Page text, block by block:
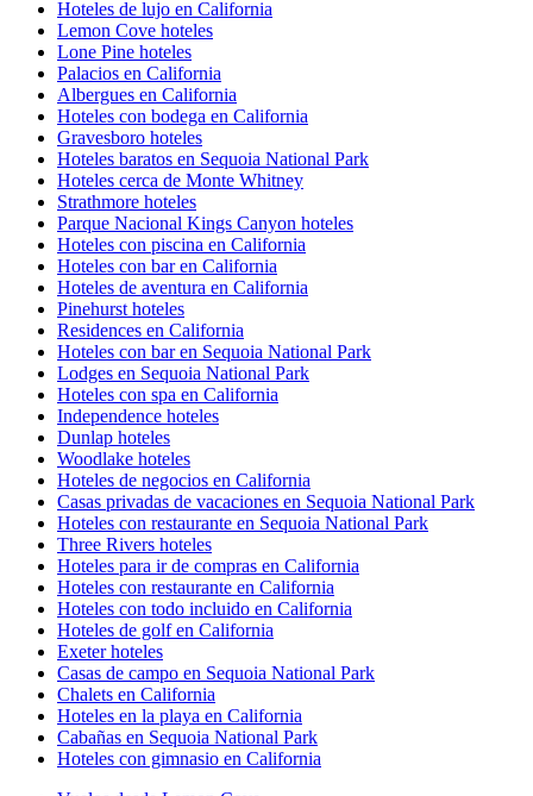
Hoteles de lujo en California
Lemon Cove hoteles
Lone Pine hoteles
Palacios en California
Albergues en California
Hoteles con bodega en California
Gravesboro hoteles
Hoteles baratos en Sequoia National Park
Hoteles cerca de Monte Whitney
Strathmore hoteles
Parque Nacional Kings Canyon hoteles
Hoteles con piscina en California
Hoteles con bar en California
Hoteles de aventura en California
Pinehurst hoteles
Residences en California
Hoteles con bar en Sequoia National Park
Lodges en Sequoia National Park
Hoteles con spa en California
Independence hoteles
Dunlap hoteles
Woodlake hoteles
Hoteles de negocios en California
Casas privadas de vacaciones en Sequoia National Park
Hoteles con restaurante en Sequoia National Park
Three Rivers hoteles
Hoteles para ir de compras en California
Hoteles con restaurante en California
Hoteles con todo incluido en California
Hoteles de golf en California
Exeter hoteles
Casas de campo en Sequoia National Park
Chalets en California
Hoteles en la playa en California
Cabañas en Sequoia National Park
Hoteles con gimnasio en California